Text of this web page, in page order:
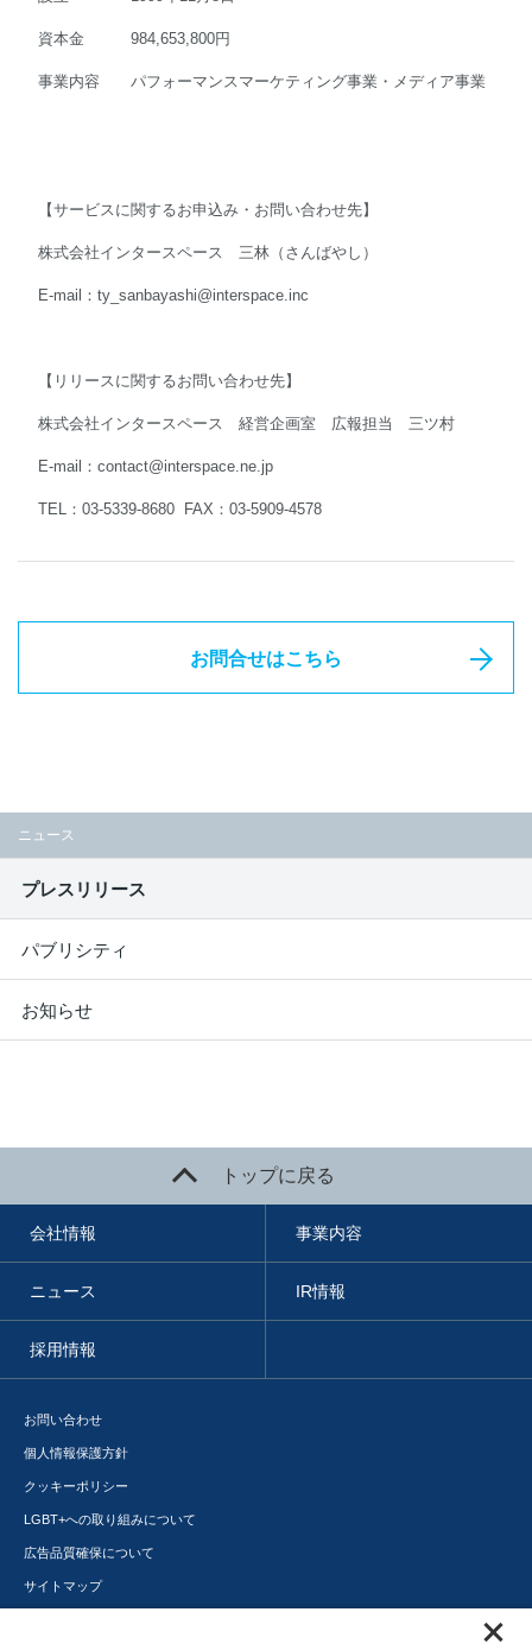
資本金 984,653,800円
事業内容 パフォーマンスマーケティング事業・メディア事業
【サービスに関するお申込み・お問い合わせ先】
株式会社インタースペース 三林（さんばやし）
E-mail： ty_sanbayashi@interspace.inc
【リリースに関するお問い合わせ先】
株式会社インタースペース 経営企画室 広報担当 三ツ村
E-mail： contact@interspace.ne.jp
TEL：03-5339-8680 FAX：03-5909-4578
お問合せはこちら
ニュース
プレスリリース
パブリシティ
お知らせ
トップに戻る
会社情報 事業内容
ニュース IR情報
採用情報
お問い合わせ
個人情報保護方針
クッキーポリシー
LGBT+への取り組みについて
広告品質確保について
サイトマップ